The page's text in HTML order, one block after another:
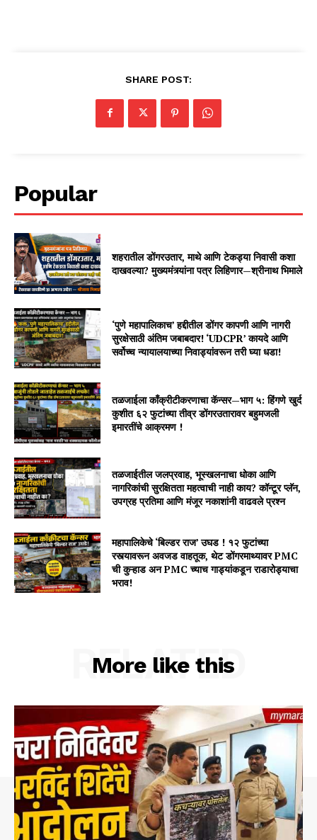
SHARE POST:
Popular
शहरातील डोंगरउतार, माथे आणि टेकड्या निवासी कशा
दाखवल्या? मुख्यमंत्र्यांना पत्र लिहिणार—श्रीनाथ भिमाले
‘पुणे महापालिकाच’ हद्दीतील डोंगर कापणी आणि नागरी
सुरक्षेसाठी अंतिम जबाबदार! ‘UDCPR’ कायदे आणि
सर्वोच्च न्यायालयाच्या निवाड्यांवरून तरी घ्या धडा!
तळजाईला काँक्रीटीकरणाचा कॅन्सर—भाग ५: हिंगणे खुर्द
कुशीत ६२ फुटांच्या तीव्र डोंगरउतारावर बहुमजली
इमारतींचे आक्रमण !
तळजाईतील जलप्रवाह, भूस्खलनाचा धोका आणि
नागरिकांची सुरक्षितता महत्वाची नाही काय? कॉन्टूर प्लॅन,
उपग्रह प्रतिमा आणि मंजूर नकाशांनी वाढवले प्रश्न
महापालिकेचे ‘बिल्डर राज’ उघड ! १२ फुटांच्या
रस्त्यावरून अवजड वाहतूक, थेट डोंगरमाथ्यावर PMC
ची कुऱ्हाड अन PMC च्याच गाड्यांकडून राडारोड्याचा
भराव!
More like this
RELATED